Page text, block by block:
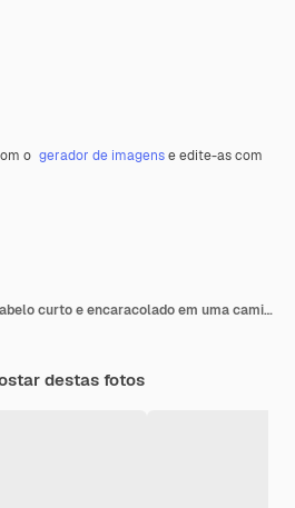
o gerador de imagense edite-as com
Mulher jovem com cabelo curto e encaracolado em uma camiseta verde parecendo confusa e muito ansiosa tocando a cabeça em pé
destas fotos